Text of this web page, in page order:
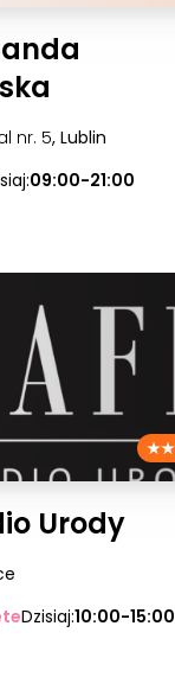
nr. 5, Lublin
09:00-21:00
Urody
Dzisiaj:10:00-15:00